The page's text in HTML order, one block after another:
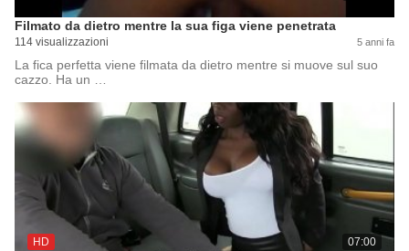
Filmato da dietro mentre la sua figa viene penetrata
114 visualizzazioni 5 anni fa
La fica perfetta viene filmata da dietro mentre si muove sul suo
cazzo. Ha un …
HD 07:00